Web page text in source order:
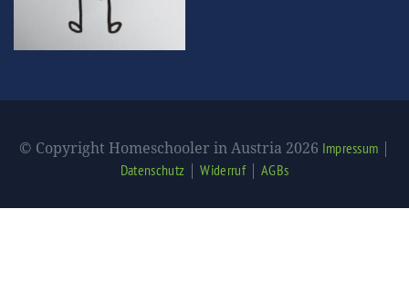
© Copyright Homeschooler in Austria 2026 Impressum |
Datenschutz |Widerruf| AGBs